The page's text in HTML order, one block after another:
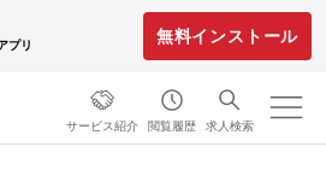
プリ
無料インストール
サービス紹介 閲覧履歴 求人検索